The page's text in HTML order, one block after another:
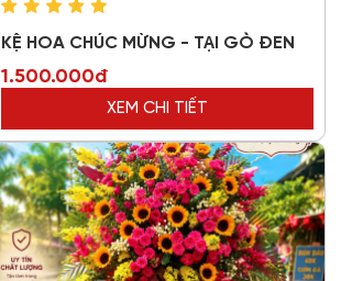
KỆ HOA CHÚC MỪNG - TẠI GÒ ĐEN
1.500.000đ
XEM CHI TIẾT